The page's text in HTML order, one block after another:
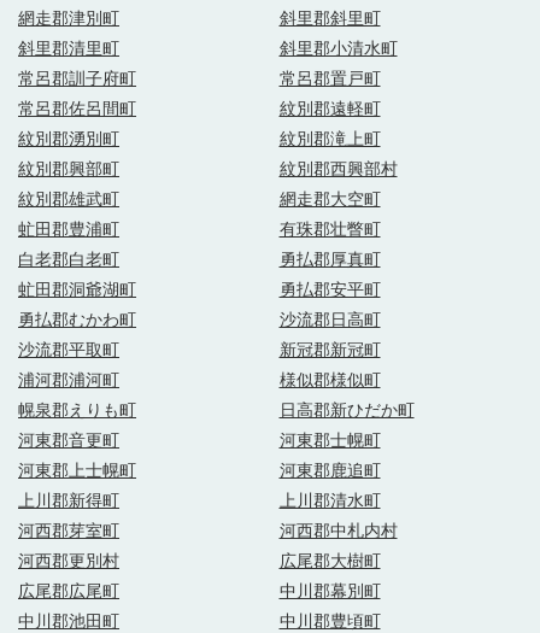
網走郡津別町
斜里郡斜里町
斜里郡清里町
斜里郡小清水町
常呂郡訓子府町
常呂郡置戸町
常呂郡佐呂間町
紋別郡遠軽町
紋別郡湧別町
紋別郡滝上町
紋別郡興部町
紋別郡西興部村
紋別郡雄武町
網走郡大空町
虻田郡豊浦町
有珠郡壮瞥町
白老郡白老町
勇払郡厚真町
虻田郡洞爺湖町
勇払郡安平町
勇払郡むかわ町
沙流郡日高町
沙流郡平取町
新冠郡新冠町
浦河郡浦河町
様似郡様似町
幌泉郡えりも町
日高郡新ひだか町
河東郡音更町
河東郡士幌町
河東郡上士幌町
河東郡鹿追町
上川郡新得町
上川郡清水町
河西郡芽室町
河西郡中札内村
河西郡更別村
広尾郡大樹町
広尾郡広尾町
中川郡幕別町
中川郡池田町
中川郡豊頃町